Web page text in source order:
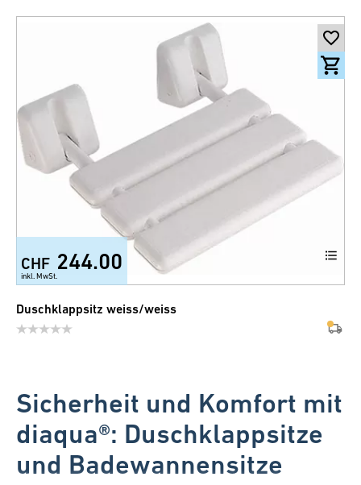
CHF 244.00
inkl. MwSt.
Duschklappsitz weiss/weiss
Sicherheit und Komfort mit
diaqua®: Duschklappsitze
und Badewannensitze